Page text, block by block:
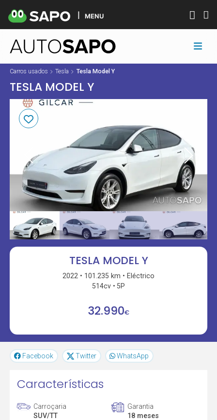
MENU
Carros usados Tesla Tesla Model Y
TESLA MODEL Y
TESLA MODEL Y
2022 101.235 km
Eléctrico
514cv
5P
32.990€
Facebook Twitter WhatsApp
Características
Carroçaria
SUV/TT
Garantia
18 meses